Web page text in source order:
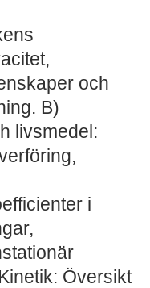
och
B)
livsmedel:
i
Översikt